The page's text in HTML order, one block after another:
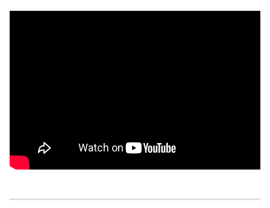
Rijksvaccinatieprogramma (RVP), onder meer door
De vacature is gesteld voor regio Zuidoost Drenthe,
maar je bent bereid in heel regio Drenthe te werken
indien nodig. De doelgroep voor deze vacature is 0-
inzetbaar binnen 0-18 jaar.